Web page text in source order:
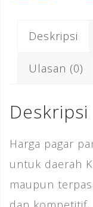
Kelapa
2026
e
b
k
e
r
Deskripsi
Ulasan (0)
Deskripsi
Harga pagar
untuk daerah
maupun